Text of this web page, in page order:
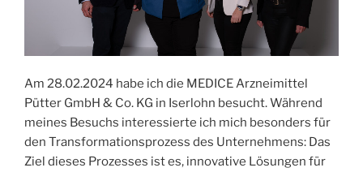
Am 28.02.2024 habe ich die MEDICE Arzneimittel
Pütter GmbH & Co. KG in Iserlohn besucht. Während
meines Besuchs interessierte ich mich besonders für
den Transformationsprozess des Unternehmens: Das
Ziel dieses Prozesses ist es, innovative Lösungen für